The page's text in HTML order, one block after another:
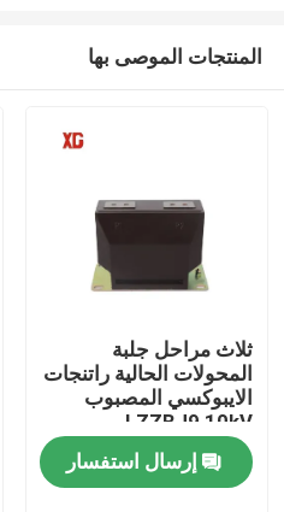
منزل، بيت
منتجات
معلومات عنا
المنتجات الموصى بها
ثلاث مراحل جلبة
المحولات الحالية راتنجات
الايبوكسي المصبوب
LZZBJ9 10kV
إرسال استفسار